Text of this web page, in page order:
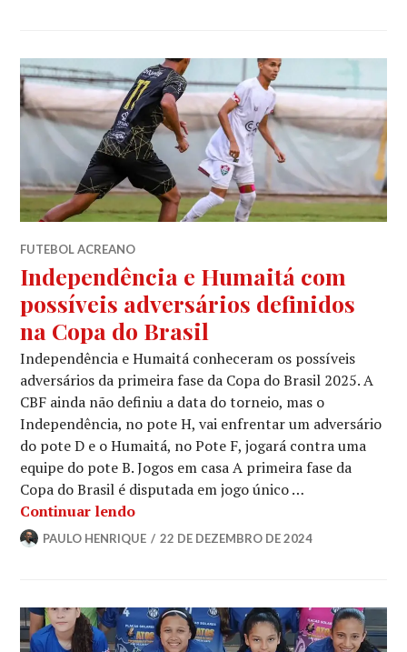
FUTEBOL ACREANO
Independência e Humaitá com
possíveis adversários definidos
na Copa do Brasil
Independência e Humaitá conheceram os possíveis
adversários da primeira fase da Copa do Brasil 2025. A
CBF ainda não definiu a data do torneio, mas o
Independência, no pote H, vai enfrentar um adversário
do pote D e o Humaitá, no Pote F, jogará contra uma
equipe do pote B. Jogos em casa A primeira fase da
Copa do Brasil é disputada em jogo único …
Continuar lendo
PAULO HENRIQUE 22 DE DEZEMBRO DE 2024